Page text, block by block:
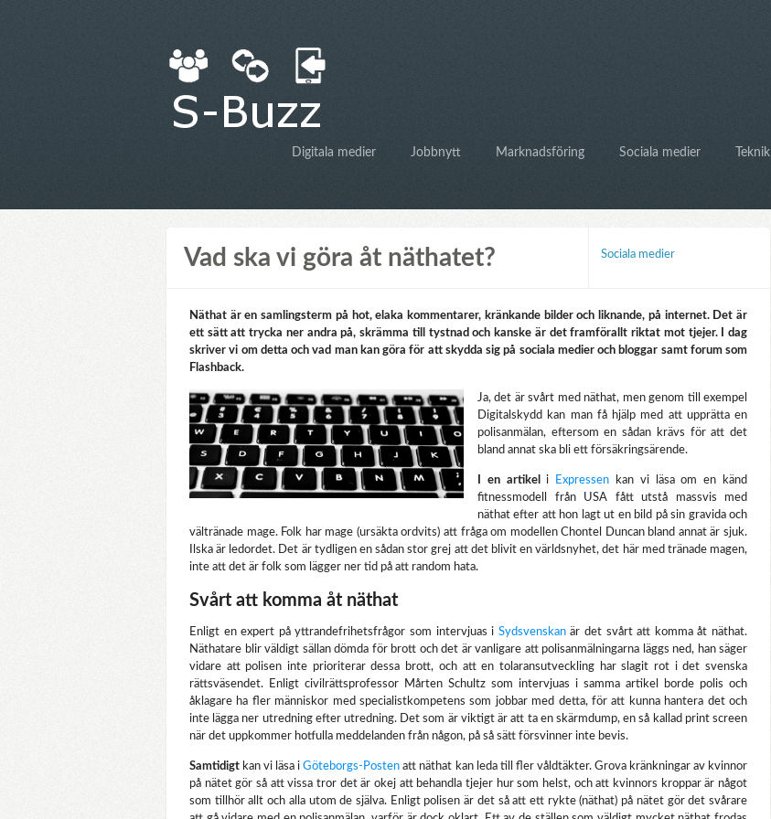
Digitala medier Jobbnytt Marknadsföring Sociala medier Teknik
Vad ska vi göra åt näthatet? Sociala medier
Näthat är en samlingsterm på hot, elaka kommentarer, kränkande bilder och liknande, på internet. Det är
ett sätt att trycka ner andra på, skrämma till tystnad och kanske är det framförallt riktat mot tjejer. I dag
skriver vi om detta och vad man kan göra för att skydda sig på sociala medier och bloggar samt forum som
Flashback.
Ja, det är svårt med näthat, men genom till exempel
Digitalskydd kan man få hjälp med att upprätta en
polisanmälan, eftersom en sådan krävs för att det
bland annat ska bli ett försäkringsärende.
I en artikel i Expressen kan vi läsa om en känd
fitnessmodell från USA fått utstå massvis med
näthat efter att hon lagt ut en bild på sin gravida och
vältränade mage. Folk har mage (ursäkta ordvits) att fråga om modellen Chontel Duncan bland annat är sjuk.
Ilska är ledordet. Det är tydligen en sådan stor grej att det blivit en världsnyhet, det här med tränade magen,
inte att det är folk som lägger ner tid på att random hata.
Svårt att komma åt näthat
Enligt en expert på yttrandefrihetsfrågor som intervjuas i Sydsvenskanär det svårt att komma åt näthat.
Näthatare blir väldigt sällan dömda för brott och det är vanligare att polisanmälningarna läggs ned, han säger
vidare att polisen inte prioriterar dessa brott, och att en tolaransutveckling har slagit rot i det svenska
rättsväsendet. Enligt civilrättsprofessor Mårten Schultz som intervjuas i samma artikel borde polis och
åklagare ha fler människor med specialistkompetens som jobbar med detta, för att kunna hantera det och
inte lägga ner utredning efter utredning. Det som är viktigt är att ta en skärmdump, en så kallad print screen
när det uppkommer hotfulla meddelanden från någon, på så sätt försvinner inte bevis.
Samtidigt kan vi läsa iGöteborgs-Posten att näthat kan leda till fler våldtäkter. Grova kränkningar av kvinnor
på nätet gör så att vissa tror det är okej att behandla tjejer hur som helst, och att kvinnors kroppar är något
som tillhör allt och alla utom de själva. Enligt polisen är det så att ett rykte (näthat) på nätet gör det svårare